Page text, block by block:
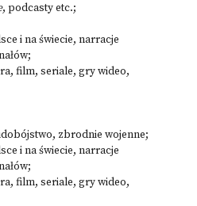
, podcasty etc.;
i na świecie, narracje
film, seriale, gry wideo,
zbrodnie wojenne;
i na świecie, narracje
film, seriale, gry wideo,